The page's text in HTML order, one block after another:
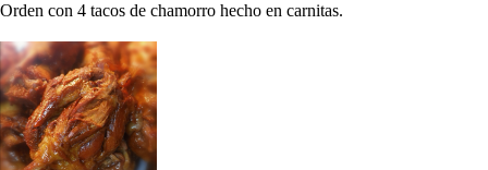
Orden con 4 tacos de chamorro hecho en carnitas.